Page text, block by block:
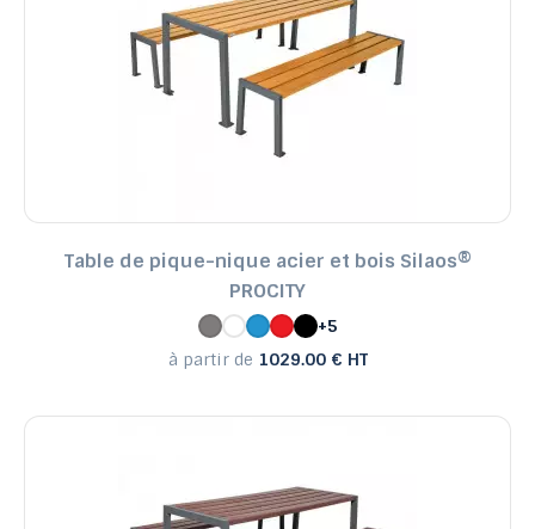
Table de pique-nique acier et bois Silaos®
PROCITY
+5
à partir de 1029.00 € HT